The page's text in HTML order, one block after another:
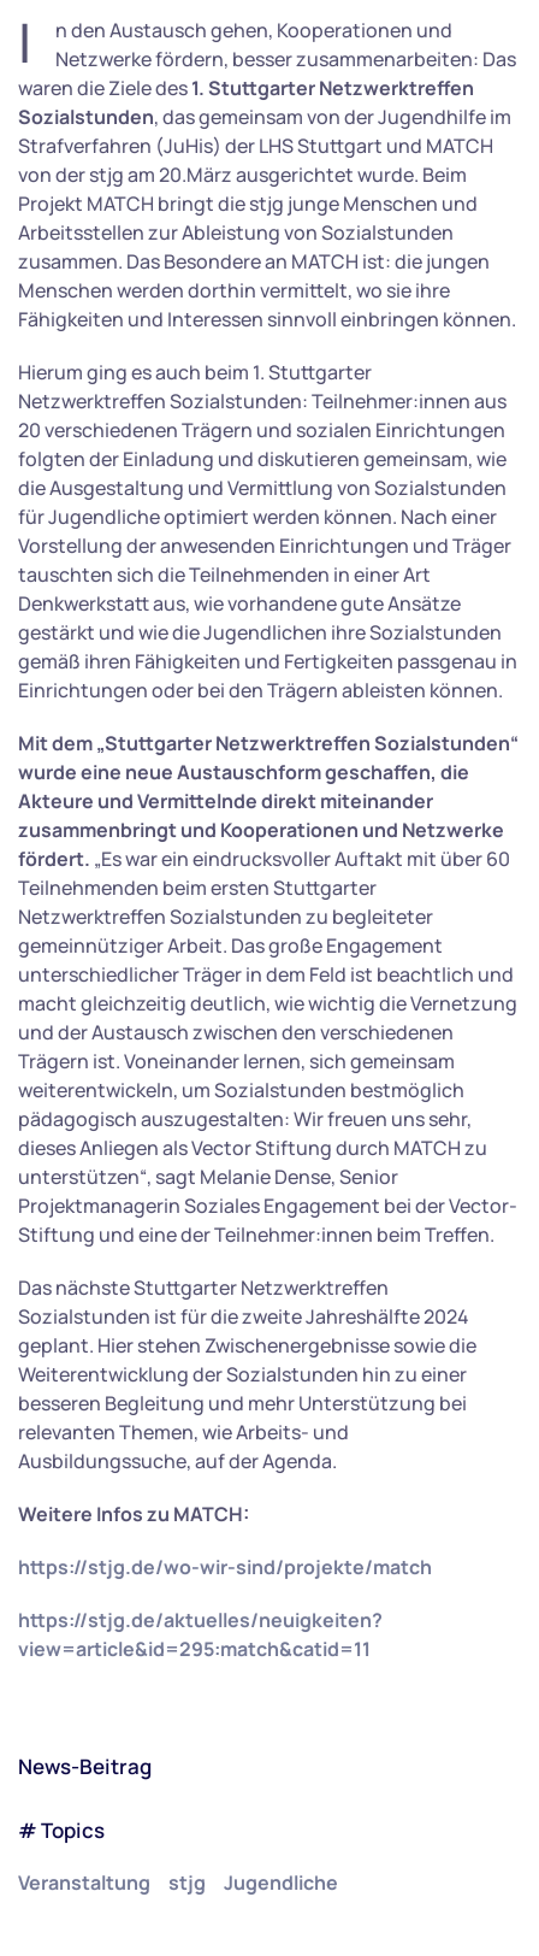
# Topics
Veranstaltung stjg Jugendliche
I
n den Austausch gehen, Kooperationen und
Netzwerke fördern, besser zusammenarbeiten: Das
waren die Ziele des1. Stuttgarter Netzwerktreffen
Sozialstunden, das gemeinsam von der Jugendhilfe im
Strafverfahren (JuHis) der LHS Stuttgart und MATCH
von der stjg am 20.März ausgerichtet wurde. Beim
Projekt MATCH bringt die stjg junge Menschen und
Arbeitsstellen zur Ableistung von Sozialstunden
zusammen. Das Besondere an MATCH ist: die jungen
Menschen werden dorthin vermittelt, wo sie ihre
Fähigkeiten und Interessen sinnvoll einbringen können.
Hierum ging es auch beim 1. Stuttgarter
Netzwerktreffen Sozialstunden: Teilnehmer:innen aus
20 verschiedenen Trägern und sozialen Einrichtungen
folgten der Einladung und diskutieren gemeinsam, wie
die Ausgestaltung und Vermittlung von Sozialstunden
für Jugendliche optimiert werden können. Nach einer
Vorstellung der anwesenden Einrichtungen und Träger
tauschten sich die Teilnehmenden in einer Art
Denkwerkstatt aus, wie vorhandene gute Ansätze
gestärkt und wie die Jugendlichen ihre Sozialstunden
gemäß ihren Fähigkeiten und Fertigkeiten passgenau in
Einrichtungen oder bei den Trägern ableisten können.
Mit dem „Stuttgarter Netzwerktreffen Sozialstunden“
wurde eine neue Austauschform geschaffen, die
Akteure und Vermittelnde direkt miteinander
zusammenbringt und Kooperationen und Netzwerke
fördert. „Es war ein eindrucksvoller Auftakt mit über 60
Teilnehmenden beim ersten Stuttgarter
Netzwerktreffen Sozialstunden zu begleiteter
gemeinnütziger Arbeit. Das große Engagement
unterschiedlicher Träger in dem Feld ist beachtlich und
macht gleichzeitig deutlich, wie wichtig die Vernetzung
und der Austausch zwischen den verschiedenen
Trägern ist. Voneinander lernen, sich gemeinsam
weiterentwickeln, um Sozialstunden bestmöglich
pädagogisch auszugestalten: Wir freuen uns sehr,
dieses Anliegen als Vector Stiftung durch MATCH zu
unterstützen“, sagt Melanie Dense, Senior
Projektmanagerin Soziales Engagement bei der Vector-
Stiftung und eine der Teilnehmer:innen beim Treffen.
Das nächste Stuttgarter Netzwerktreffen
Sozialstunden ist für die zweite Jahreshälfte 2024
geplant. Hier stehen Zwischenergebnisse sowie die
Weiterentwicklung der Sozialstunden hin zu einer
besseren Begleitung und mehr Unterstützung bei
relevanten Themen, wie Arbeits- und
Ausbildungssuche, auf der Agenda.
Weitere Infos zu MATCH:
https://stjg.de/wo-wir-sind/projekte/match
https://stjg.de/aktuelles/neuigkeiten?
view=article&id=295:match&catid=11
News-Beitrag